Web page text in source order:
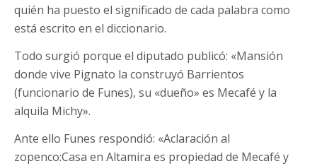
quién ha puesto el significado de cada palabra como
está escrito en el diccionario.
Todo surgió porque el diputado publicó: «Mansión
donde vive Pignato la construyó Barrientos
(funcionario de Funes), su «dueño» es Mecafé y la
alquila Michy».
Ante ello Funes respondió: «Aclaración al
zopenco:Casa en Altamira es propiedad de Mecafé y